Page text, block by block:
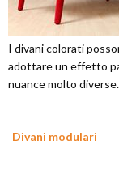
I divani colorati
adottare un effetto
nuance molto diverse.
Divani modulari